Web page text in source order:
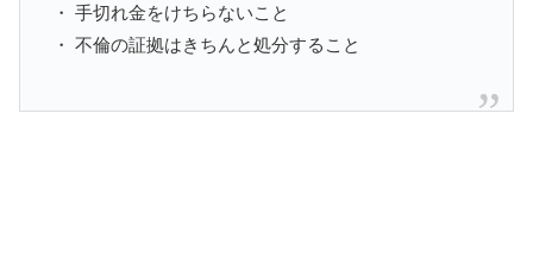
・ 手切れ金をけちらないこと
・ 不倫の証拠はきちんと処分すること